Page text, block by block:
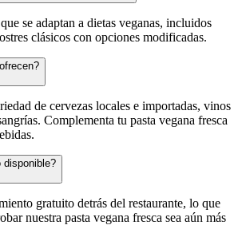
se adaptan a dietas veganas, incluidos
clásicos con opciones modificadas.
de cervezas locales e importadas, vinos
Complementa tu pasta vegana fresca
disponible?
gratuito detrás del restaurante, lo que
nuestra pasta vegana fresca sea aún más